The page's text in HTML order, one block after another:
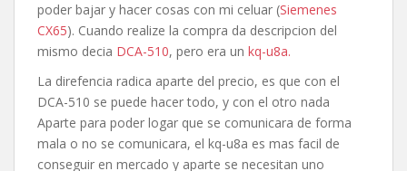
poder bajar y hacer cosas con mi celuar (Siemenes
CX65). Cuando realize la compra da descripcion del
mismo decia DCA-510, pero era un kq-u8a.
La direfencia radica aparte del precio, es que con el
DCA-510 se puede hacer todo, y con el otro nada
Aparte para poder logar que se comunicara de forma
mala o no se comunicara, el kq-u8a es mas facil de
conseguir en mercado y aparte se necesitan uno